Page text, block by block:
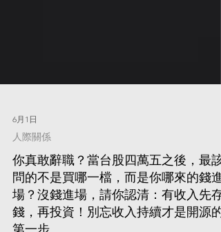
6月1日
人際關係